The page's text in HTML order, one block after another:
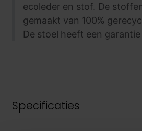
ecoleder en stof. De
gemaakt van 100%
De stoel heeft een garantie
Specificaties